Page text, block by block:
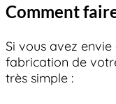
Comment
Si vous avez
fabrication de
très simple :